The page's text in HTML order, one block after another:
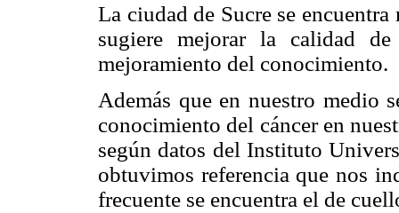
La ciudad de Sucre se
sugiere mejorar la calidad
mejoramiento del conocimiento.
Además que en nuestro medio
conocimiento del cáncer en
según datos del Instituto
obtuvimos referencia que nos
frecuente se encuentra el de